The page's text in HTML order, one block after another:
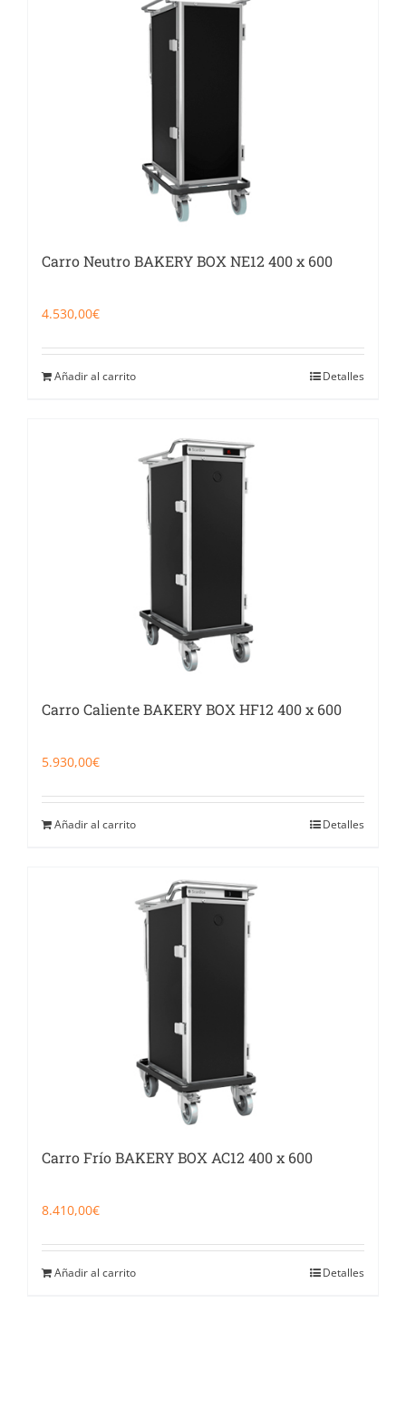
Carro Neutro BAKERY BOX NE12 400 x 600
4.530,00€
Añadir al carrito Detalles
Carro Caliente BAKERY BOX HF12 400 x 600
5.930,00€
Añadir al carrito Detalles
Carro Frío BAKERY BOX AC12 400 x 600
8.410,00€
Añadir al carrito Detalles